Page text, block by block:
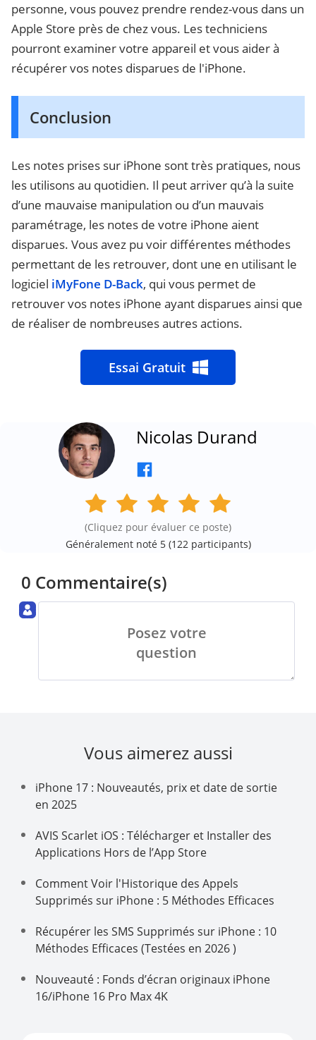
personne, vous pouvez prendre rendez-vous dans un
Apple Store près de chez vous. Les techniciens
pourront examiner votre appareil et vous aider à
récupérer vos notes disparues de l'iPhone.
Conclusion
Les notes prises sur iPhone sont très pratiques, nous
les utilisons au quotidien. Il peut arriver qu’à la suite
d’une mauvaise manipulation ou d’un mauvais
paramétrage, les notes de votre iPhone aient
disparues. Vous avez pu voir différentes méthodes
permettant de les retrouver, dont une en utilisant le
logiciel iMyFone D-Back, qui vous permet de
retrouver vos notes iPhone ayant disparues ainsi que
de réaliser de nombreuses autres actions.
Essai Gratuit
Nicolas Durand
(Cliquez pour évaluer ce poste)
Généralement noté 5 (122participants)
0 Commentaire(s)
Posez votre
question
Vous aimerez aussi
iPhone 17 : Nouveautés, prix et date de sortie
en 2025
AVIS Scarlet iOS : Télécharger et Installer des
Applications Hors de l’App Store
Comment Voir l'Historique des Appels
Supprimés sur iPhone : 5 Méthodes Efficaces
Récupérer les SMS Supprimés sur iPhone : 10
Méthodes Efficaces (Testées en 2026 )
Nouveauté : Fonds d’écran originaux iPhone
16/iPhone 16 Pro Max 4K